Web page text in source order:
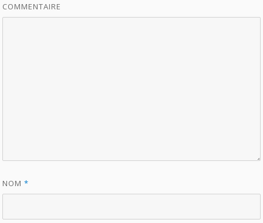
COMMENTAIRE
NOM*